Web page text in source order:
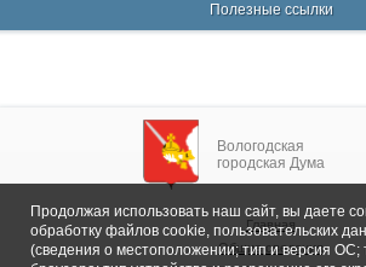
Полезные ссылки
Вологодская
городская Дума
Главная
Общие сведения
Продолжая использовать наш сайт, вы даете
обработку файлов cookie, пользовательских
(сведения о местоположении; тип и версия ОС;